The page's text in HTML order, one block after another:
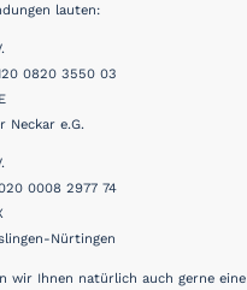
lauten:
0820 3550 03
Neckar e.G.
0008 2977 74
Nürtingen
wir Ihnen natürlich auch gerne eine